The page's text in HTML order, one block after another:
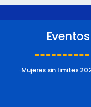
Eventos
· Mujeres sin limites